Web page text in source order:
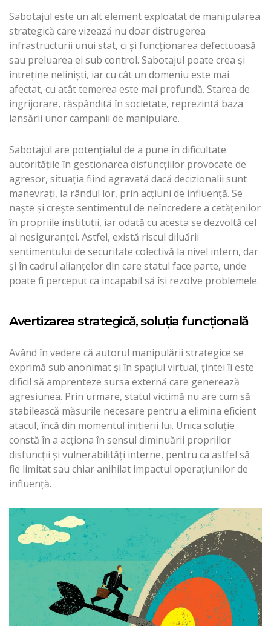
Sabotajul este un alt element exploatat de manipularea
strategică care vizează nu doar distrugerea
infrastructurii unui stat, ci şi funcţionarea defectuoasă
sau preluarea ei sub control. Sabotajul poate crea şi
întreţine nelinişti, iar cu cât un domeniu este mai
afectat, cu atât temerea este mai profundă. Starea de
îngrijorare, răspândită în societate, reprezintă baza
lansării unor campanii de manipulare.
Sabotajul are potenţialul de a pune în dificultate
autorităţile în gestionarea disfuncţiilor provocate de
agresor, situaţia fiind agravată dacă decizionalii sunt
manevraţi, la rândul lor, prin acţiuni de influenţă. Se
naşte şi creşte sentimentul de neîncredere a cetăţenilor
în propriile instituţii, iar odată cu acesta se dezvoltă cel
al nesiguranţei. Astfel, există riscul diluării
sentimentului de securitate colectivă la nivel intern, dar
şi în cadrul alianţelor din care statul face parte, unde
poate fi perceput ca incapabil să îşi rezolve problemele.
Avertizarea strategică, soluţia funcţională
Având în vedere că autorul manipulării strategice se
exprimă sub anonimat şi în spaţiul virtual, ţintei îi este
dificil să amprenteze sursa externă care generează
agresiunea. Prin urmare, statul victimă nu are cum să
stabilească măsurile necesare pentru a elimina eficient
atacul, încă din momentul iniţierii lui. Unica soluţie
constă în a acţiona în sensul diminuării propriilor
disfuncţii şi vulnerabilităţi interne, pentru ca astfel să
fie limitat sau chiar anihilat impactul operaţiunilor de
influenţă.